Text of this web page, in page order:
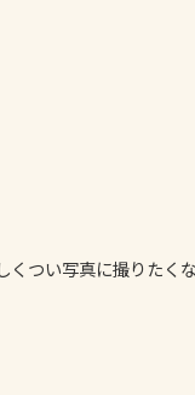
くつい写真に撮りたく